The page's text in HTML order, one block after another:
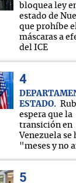
bloquea ley
estado de
que prohíbe
máscaras a
del ICE
ESTADO
espera que la
transición en
Venezuela se
"meses y no